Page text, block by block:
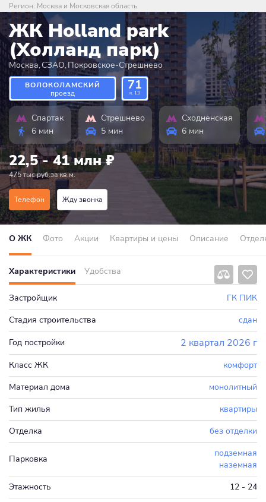
Регион: Москва и Московская область
ЖК Holland park
(Холланд парк)
Москва,СЗАО,Покровское-Стрешнево
ВОЛОКОЛАМСКИЙ
проезд
71
к. 13
Спартак
6 мин
Стрешнево
5 мин
Сходненская
6 мин
22,5 - 41 млн₽
475 тыс руб.за кв.м.
Телефон Жду звонка
О ЖК Фото Акции Квартиры и цены Описание
Характеристики Удобства
Застройщик
ГК ПИК
Стадия строительства
сдан
Год постройки
2 квартал 2026 г
Класс ЖК
комфорт
Материал дома
монолитный
Тип жилья
квартиры
Отделка
без отделки
Парковка
подземная
наземная
Этажность
12 - 24